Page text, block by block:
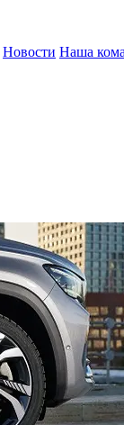
Новости Наша